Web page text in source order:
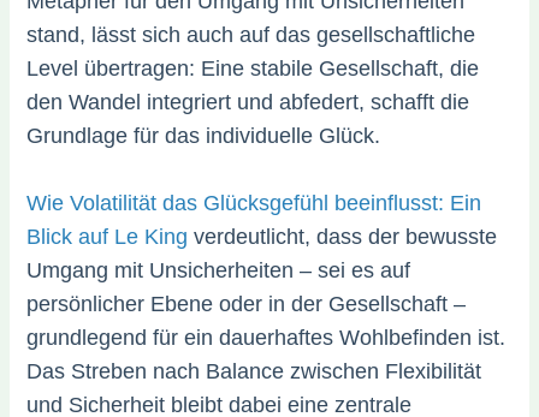
stand, lässt sich auch auf das gesellschaftliche
Level übertragen: Eine stabile Gesellschaft, die
den Wandel integriert und abfedert, schafft die
Grundlage für das individuelle Glück.
Wie Volatilität das Glücksgefühl beeinflusst: Ein
Blick auf Le King verdeutlicht, dass der bewusste
Umgang mit Unsicherheiten – sei es auf
persönlicher Ebene oder in der Gesellschaft –
grundlegend für ein dauerhaftes Wohlbefinden ist.
Das Streben nach Balance zwischen Flexibilität
und Sicherheit bleibt dabei eine zentrale